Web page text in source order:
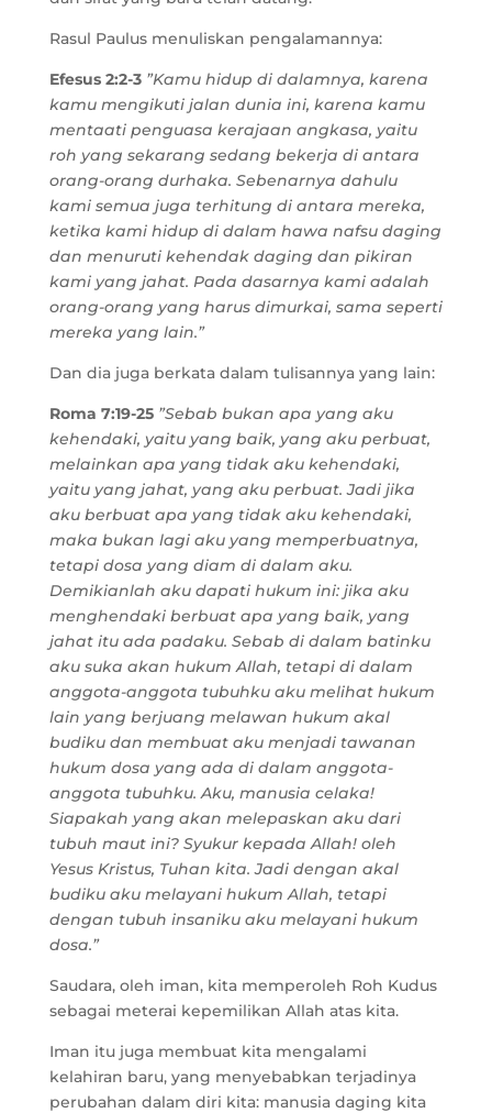
Rasul Paulus menuliskan pengalamannya:
Efesus 2:2-3 ”Kamu hidup di dalamnya, karena
kamu mengikuti jalan dunia ini, karena kamu
mentaati penguasa kerajaan angkasa, yaitu
roh yang sekarang sedang bekerja di antara
orang-orang durhaka. Sebenarnya dahulu
kami semua juga terhitung di antara mereka,
ketika kami hidup di dalam hawa nafsu daging
dan menuruti kehendak daging dan pikiran
kami yang jahat. Pada dasarnya kami adalah
orang-orang yang harus dimurkai, sama seperti
mereka yang lain.”
Dan dia juga berkata dalam tulisannya yang lain:
Roma 7:19-25 ”Sebab bukan apa yang aku
kehendaki, yaitu yang baik, yang aku perbuat,
melainkan apa yang tidak aku kehendaki,
yaitu yang jahat, yang aku perbuat. Jadi jika
aku berbuat apa yang tidak aku kehendaki,
maka bukan lagi aku yang memperbuatnya,
tetapi dosa yang diam di dalam aku.
Demikianlah aku dapati hukum ini: jika aku
menghendaki berbuat apa yang baik, yang
jahat itu ada padaku. Sebab di dalam batinku
aku suka akan hukum Allah, tetapi di dalam
anggota-anggota tubuhku aku melihat hukum
lain yang berjuang melawan hukum akal
budiku dan membuat aku menjadi tawanan
hukum dosa yang ada di dalam anggota-
anggota tubuhku. Aku, manusia celaka!
Siapakah yang akan melepaskan aku dari
tubuh maut ini? Syukur kepada Allah! oleh
Yesus Kristus, Tuhan kita. Jadi dengan akal
budiku aku melayani hukum Allah, tetapi
dengan tubuh insaniku aku melayani hukum
dosa.”
Saudara, oleh iman, kita memperoleh Roh Kudus
sebagai meterai kepemilikan Allah atas kita.
Iman itu juga membuat kita mengalami
kelahiran baru, yang menyebabkan terjadinya
perubahan dalam diri kita: manusia daging kita